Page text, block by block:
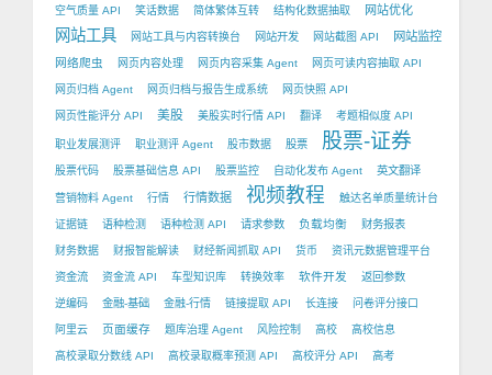
空气质量 API 笑话数据 简体繁体互转 结构化数据抽取 网站优化
网站工具 网站工具与内容转换台 网站开发 网站截图 API
网站监控
网络爬虫
网页内容处理 网页内容采集 Agent 网页可读内容抽取 API
网页归档 Agent 网页归档与报告生成系统 网页快照 API
网页性能评分 API 美股 美股实时行情 API 翻译 考题相似度 API
职业发展测评 职业测评 Agent 股市数据 股票 股票-证券
股票代码 股票基础信息 API 股票监控 自动化发布 Agent 英文翻译
营销物料 Agent 行情 行情数据 视频教程 触达名单质量统计台
证据链 语种检测 语种检测 API 请求参数 负载均衡 财务报表
财务数据 财报智能解读 财经新闻抓取 API 货币 资讯元数据管理平台
资金流 资金流 API 车型知识库 转换效率 软件开发 返回参数
逆编码 金融-基础 金融-行情 链接提取 API 长连接 问卷评分接口
阿里云 页面缓存 题库治理 Agent 风险控制 高校 高校信息
高校录取分数线 API 高校录取概率预测 API 高校评分 API 高考